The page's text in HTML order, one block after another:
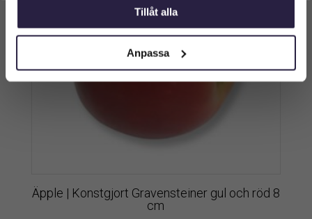
Tillåt alla
Anpassa
Äpple | Konstgjort Gravensteiner gul och röd 8
cm